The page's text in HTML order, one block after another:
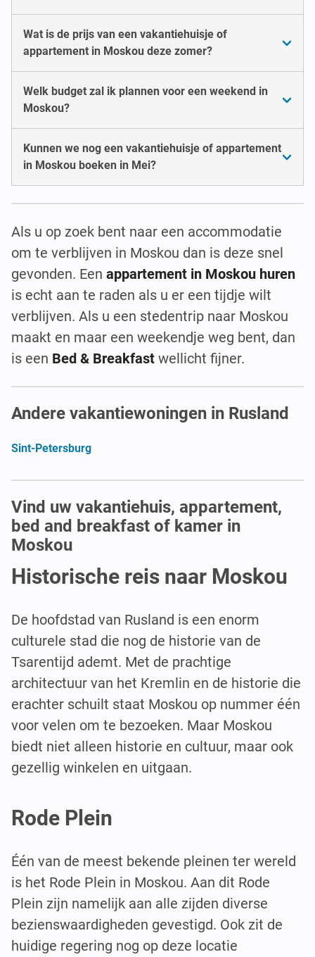
Wat is de prijs van een vakantiehuisje of
appartement in Moskou deze zomer?
Welk budget zal ik plannen voor een weekend in
Moskou?
Kunnen we nog een vakantiehuisje of appartement
in Moskou boeken in Mei?
Als u op zoek bent naar een accommodatie
om te verblijven in Moskou dan is deze snel
gevonden. Een appartement in Moskou huren
is echt aan te raden als u er een tijdje wilt
verblijven. Als u een stedentrip naar Moskou
maakt en maar een weekendje weg bent, dan
is een Bed & Breakfast wellicht fijner.
Andere vakantiewoningen in Rusland
Sint-Petersburg
Vind uw vakantiehuis, appartement,
bed and breakfast of kamer in
Moskou
Historische reis naar Moskou
De hoofdstad van Rusland is een enorm
culturele stad die nog de historie van de
Tsarentijd ademt. Met de prachtige
architectuur van het Kremlin en de historie die
erachter schuilt staat Moskou op nummer één
voor velen om te bezoeken. Maar Moskou
biedt niet alleen historie en cultuur, maar ook
gezellig winkelen en uitgaan.
Rode Plein
Één van de meest bekende pleinen ter wereld
is het Rode Plein in Moskou. Aan dit Rode
Plein zijn namelijk aan alle zijden diverse
bezienswaardigheden gevestigd. Ook zit de
huidige regering nog op deze locatie